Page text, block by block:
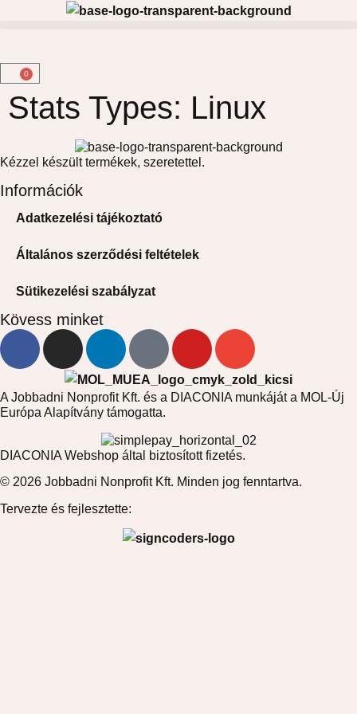
0
Stats Types: Linux
Kézzel készült termékek, szeretettel.
Információk
Adatkezelési tájékoztató
Általános szerződési feltételek
Sütikezelési szabályzat
Kövess minket
A Jobbadni Nonprofit Kft. és a DIACONIA munkáját a MOL-Új
Európa Alapítvány támogatta.
DIACONIA Webshop által biztosított fizetés.
© 2026 Jobbadni Nonprofit Kft. Minden jog fenntartva.
Tervezte és fejlesztette: